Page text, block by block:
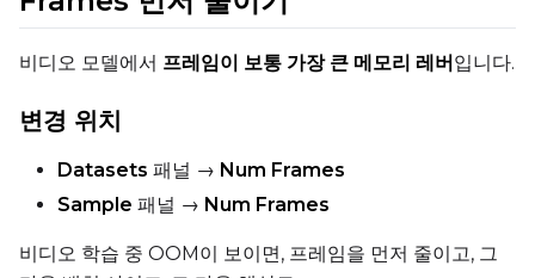
비디오 모델에서 프레임이 보통 가장 큰 메모리 레버 입니다.
변경 위치
Datasets 패널 → Num Frames
Sample 패널 → Num Frames
비디오 학습 중 OOM이 보이면, 프레임을 먼저 줄이고, 그